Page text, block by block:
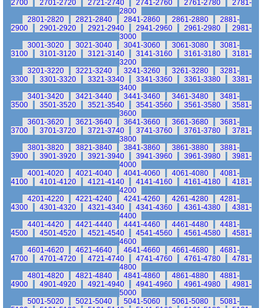
2700
2701-2720 2721-2740 2741-2760 2761-2780
2781-
2800
2801-2820
2821-2840 2841-2860 2861-2880
2881-
2900
2901-2920 2921-2940 2941-2960 2961-2980
2981-
3000
3001-3020
3021-3040 3041-3060 3061-3080
3081-
3100
3101-3120 3121-3140 3141-3160 3161-3180
3181-
3200
3201-3220
3221-3240 3241-3260 3261-3280
3281-
3300
3301-3320 3321-3340 3341-3360 3361-3380
3381-
3400
3401-3420
3421-3440 3441-3460 3461-3480
3481-
3500
3501-3520 3521-3540 3541-3560 3561-3580
3581-
3600
3601-3620
3621-3640 3641-3660 3661-3680
3681-
3700
3701-3720 3721-3740 3741-3760 3761-3780
3781-
3800
3801-3820
3821-3840 3841-3860 3861-3880
3881-
3900
3901-3920 3921-3940 3941-3960 3961-3980
3981-
4000
4001-4020
4021-4040 4041-4060 4061-4080
4081-
4100
4101-4120 4121-4140 4141-4160 4161-4180
4181-
4200
4201-4220
4221-4240 4241-4260 4261-4280
4281-
4300
4301-4320 4321-4340 4341-4360 4361-4380
4381-
4400
4401-4420
4421-4440 4441-4460 4461-4480
4481-
4500
4501-4520 4521-4540 4541-4560 4561-4580
4581-
4600
4601-4620
4621-4640 4641-4660 4661-4680
4681-
4700
4701-4720 4721-4740 4741-4760 4761-4780
4781-
4800
4801-4820
4821-4840 4841-4860 4861-4880
4881-
4900
4901-4920 4921-4940 4941-4960 4961-4980
4981-
5000
5001-5020
5021-5040 5041-5060 5061-5080
5081-